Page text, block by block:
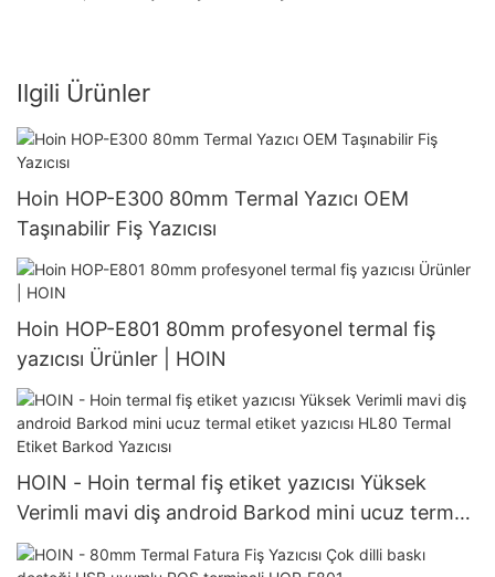
Ilgili Ürünler
Hoin HOP-E300 80mm Termal Yazıcı OEM
Taşınabilir Fiş Yazıcısı
Hoin HOP-E801 80mm profesyonel termal fiş
yazıcısı Ürünler | HOIN
HOIN - Hoin termal fiş etiket yazıcısı Yüksek
Verimli mavi diş android Barkod mini ucuz termal
etiket yazıcısı HL80 Termal Etiket Barkod Yazıcısı